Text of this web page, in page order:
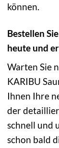
können.
Bestellen
heute und
Warten Sie
KARIBU
Ihnen Ihre
der
schnell und
schon bald